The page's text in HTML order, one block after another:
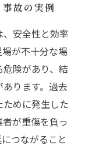
故の実例
安全性と効率
が不十分な場
険があり、結
ります。過去
めに発生した
が重傷を負っ
つながること